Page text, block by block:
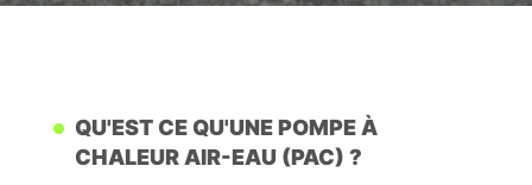
QU'EST CE QU'UNE POMPE À
CHALEUR AIR-EAU (PAC) ?